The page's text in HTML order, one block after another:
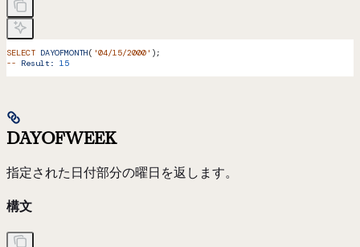
SELECT DAYOFMONTH( '04/15/2000' );
-- Result: 15
DAYOFWEEK
指定された日付部分の曜日を返します。
構文